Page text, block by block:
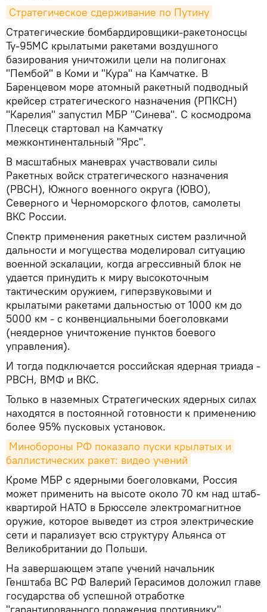
Стратегическое сдерживание по Путину
Стратегические бомбардировщики-ракетоносцы
Ту-95МС крылатыми ракетами воздушного
базирования уничтожили цели на полигонах
"Пембой" в Коми и "Кура" на Камчатке. В
Баренцевом море атомный ракетный подводный
крейсер стратегического назначения (РПКСН)
"Карелия" запустил МБР "Синева". С космодрома
Плесецк стартовал на Камчатку
межконтинентальный "Ярс".
В масштабных маневрах участвовали силы
Ракетных войск стратегического назначения
(РВСН), Южного военного округа (ЮВО),
Северного и Черноморского флотов, самолеты
ВКС России.
Спектр применения ракетных систем различной
дальности и могущества моделировал ситуацию
военной эскалации, когда агрессивный блок не
удается принудить к миру высокоточным
тактическим оружием, гиперзвуковыми и
крылатыми ракетами дальностью от 1000 км до
5000 км - с конвенциальными боеголовками
(неядерное уничтожение пунктов боевого
управления).
И тогда подключается российская ядерная триада -
РВСН, ВМФ и ВКС.
Только в наземных Стратегических ядерных силах
находятся в постоянной готовности к применению
более 95% пусковых установок.
Минобороны РФ показало пуски крылатых и
баллистических ракет: видео учений
Кроме МБР с ядерными боеголовками, Россия
может применить на высоте около 70 км над штаб-
квартирой НАТО в Брюсселе электромагнитное
оружие, которое выведет из строя электрические
сети и парализует всю структуру Альянса от
Великобритании до Польши.
На завершающем этапе учений начальник
Генштаба ВС РФ Валерий Герасимов доложил главе
государства об успешной отработке
"гарантированного поражения противнику"